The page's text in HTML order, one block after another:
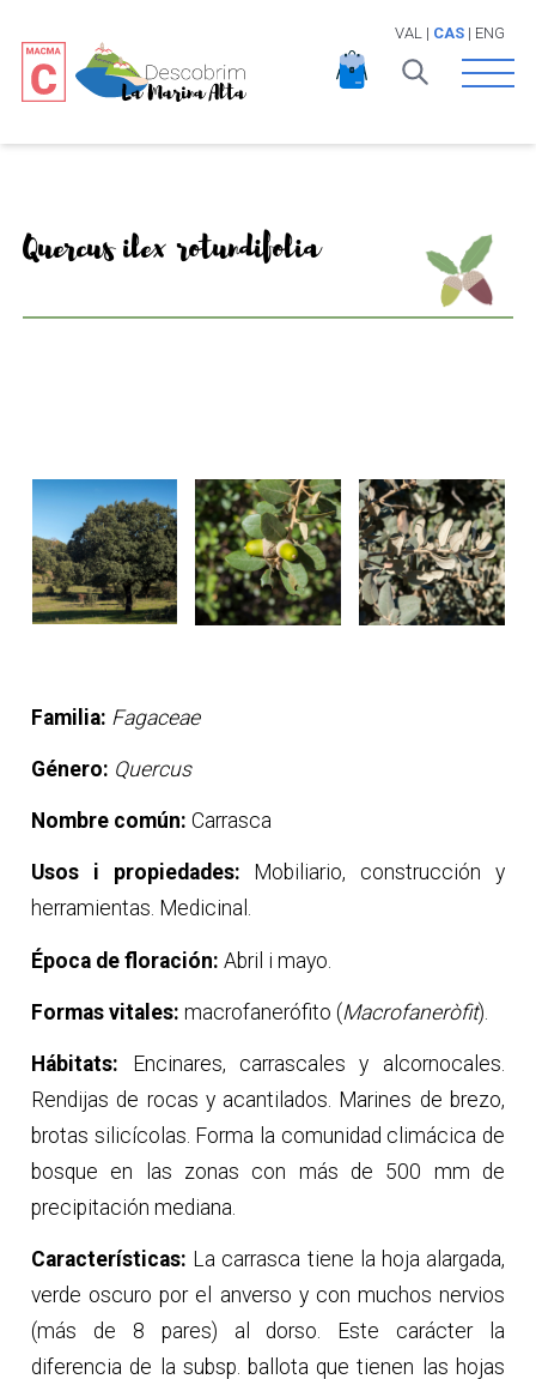
VAL | CAS| ENG
Open
Quercus ilex rotundifolia
Familia: Fagaceae
Género: Quercus
Nombre común: Carrasca
Usos i propiedades: Mobiliario, construcción y
herramientas. Medicinal.
Época de floración:Abril i mayo.
Formas vitales: macrofanerófito (Macrofaneròfit).
Hábitats: Encinares, carrascales y alcornocales.
Rendijas de rocas y acantilados. Marines de brezo,
brotas silicícolas. Forma la comunidad climácica de
bosque en las zonas con más de 500 mm de
precipitación mediana.
Características: La carrasca tiene la hoja alargada,
verde oscuro por el anverso y con muchos nervios
(más de 8 pares) al dorso. Este carácter la
diferencia de la subsp. ballota que tienen las hojas